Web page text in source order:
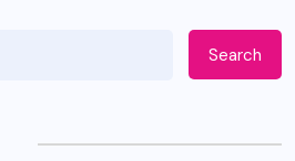
Search